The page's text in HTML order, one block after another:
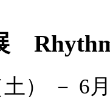
） － 6